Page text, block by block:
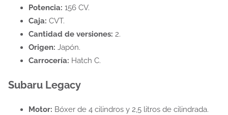
Potencia: 156 CV.
Caja: CVT.
Cantidad de versiones: 2.
Origen: Japón.
Carrocería: Hatch C.
Subaru Legacy
Motor: Bóxer de 4 cilindros y 2,5 litros de cilindrada.